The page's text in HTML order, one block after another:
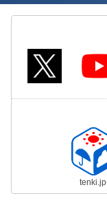
tenki.jp